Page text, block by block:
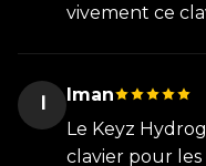
vivement ce
Iman
Le Keyz
clavier pour les